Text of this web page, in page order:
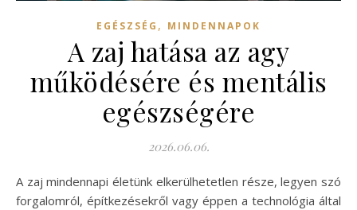
EGÉSZSÉG , MINDENNAPOK
A zaj hatása az agy
működésére és mentális
egészségére
2026.06.06.
A zaj mindennapi életünk elkerülhetetlen része, legyen szó
forgalomról, építkezésekről vagy éppen a technológia által